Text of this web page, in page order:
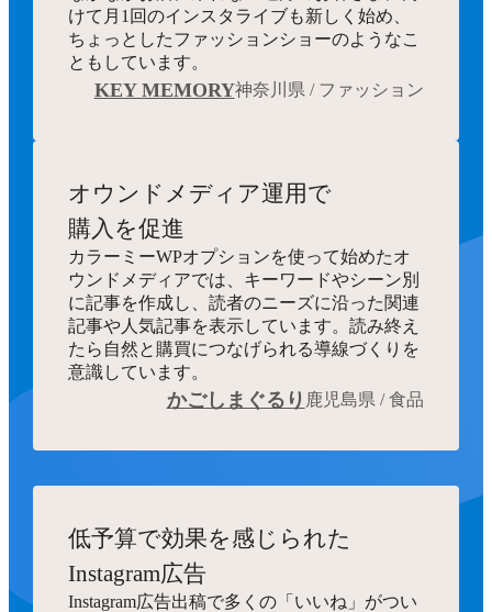
けて月1回のインスタライブも新しく始め、
ちょっとしたファッションショーのようなこ
ともしています。
KEY MEMORY神奈川県 / ファッション
オウンドメディア運用で
購入を促進
カラーミーWPオプションを使って始めたオ
ウンドメディアでは、キーワードやシーン別
に記事を作成し、読者のニーズに沿った関連
記事や人気記事を表示しています。読み終え
たら自然と購買につなげられる導線づくりを
意識しています。
かごしまぐるり 鹿児島県 / 食品
低予算で効果を感じられた
Instagram広告
Instagram広告出稿で多くの「いいね」がつい